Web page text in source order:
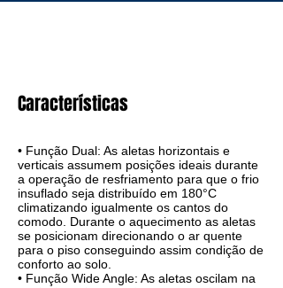
Características
• Função Dual: As aletas horizontais e
verticais assumem posições ideais durante
a operação de resfriamento para que o frio
insuflado seja distribuído em 180°C
climatizando igualmente os cantos do
comodo. Durante o aquecimento as aletas
se posicionam direcionando o ar quente
para o piso conseguindo assim condição de
conforto ao solo.
• Função Wide Angle: As aletas oscilam na